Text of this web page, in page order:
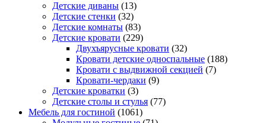
Детские диваны (13)
Детские стенки (32)
Детские комнаты (83)
Детские кровати (229)
Двухъярусные кровати (32)
Кровати детские односпальные (188)
Кровати с выдвижной секцией (7)
Кровати-чердаки (9)
Детские кроватки (3)
Детские столы и стулья (77)
Мебель для гостиной (1061)